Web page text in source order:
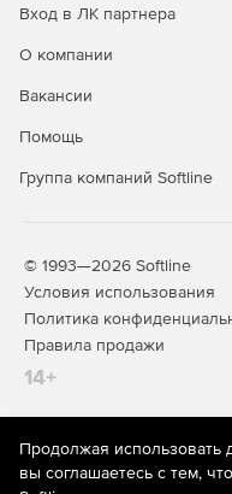
Вход в ЛК партнера
О компании
Вакансии
Помощь
Группа компаний Softline
© 1993—2026 Softline
Условия использования
Политика
Правила продажи
14+
На информационном
рекомендательные
Продолжая использовать
вы соглашаетесь с тем,